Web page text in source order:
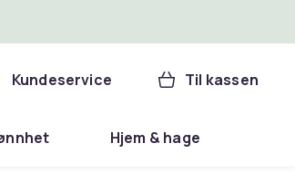
Kundeservice Til kassen
Hjem & hage